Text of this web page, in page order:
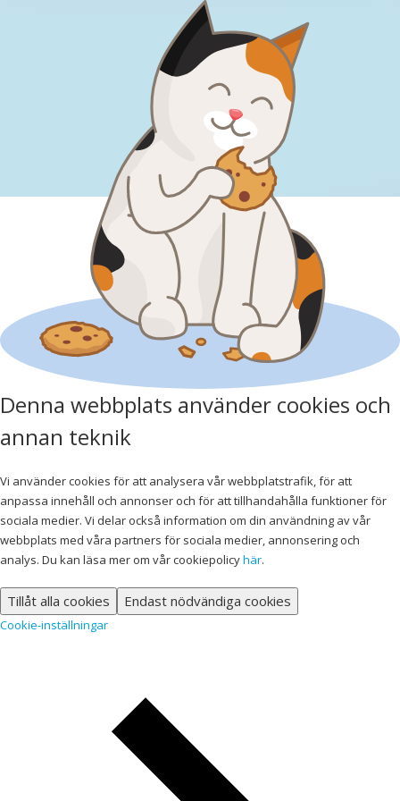
Denna webbplats använder cookies och
annan teknik
Vi använder cookies för att analysera vår webbplatstrafik, för att
anpassa innehåll och annonser och för att tillhandahålla funktioner för
sociala medier. Vi delar också information om din användning av vår
webbplats med våra partners för sociala medier, annonsering och
analys. Du kan läsa mer om vår cookiepolicyhär.
Tillåt alla cookies Endast nödvändiga cookies
Cookie-inställningar